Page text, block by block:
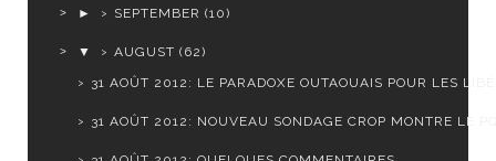
► SEPTEMBER (10)
▼ AUGUST (62)
31 AOÛT 2012: LE PARADOXE OUTAOUAIS POUR LES
31 AOÛT 2012: NOUVEAU SONDAGE CROP MONTRE LE